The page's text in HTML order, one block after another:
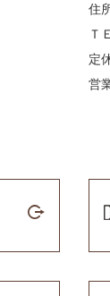
住
Ｔ
定
営